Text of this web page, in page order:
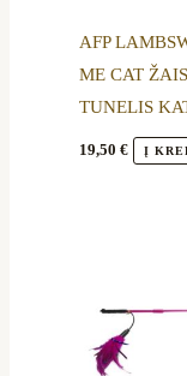
AFP
ME CAT
TUNELIS
19,50€ Į